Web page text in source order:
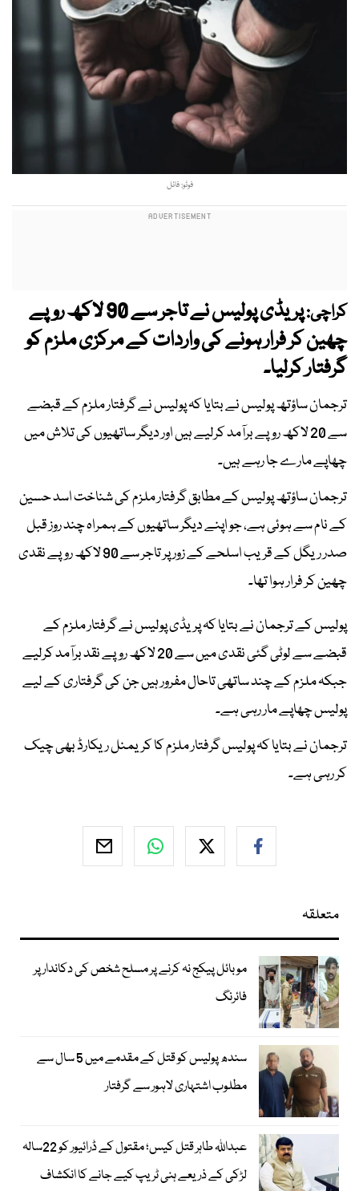
فوٹو: فائل
کراچی:
پریڈی پولیس نے تاجر سے 90 لاکھ روپے
چھین کر فرار ہونے کی واردات کے مرکزی ملزم کو
گرفتار کرلیا۔
ترجمان ساؤتھ پولیس نے بتایا کہ پولیس نے گرفتار ملزم کے قبضے
سے 20 لاکھ روپے برآمد کرلیے ہیں اور دیگر ساتھیوں کی تلاش میں
چھاپے مارے جا رہے ہیں۔
ترجمان ساؤتھ پولیس کے مطابق گرفتار ملزم کی شناخت اسد حسین
کے نام سے ہوئی ہے، جو اپنے دیگر ساتھیوں کے ہمراہ چند روز قبل
صدر ریگل کے قریب اسلحے کے زور پر تاجر سے 90 لاکھ روپے نقدی
چھین کر فرار ہوا تھا۔
پولیس کے ترجمان نے بتایا کہ پریڈی پولیس نے گرفتار ملزم کے
قبضے سے لوٹی گئی نقدی میں سے 20 لاکھ روپے نقد برآمد کرلیے
جبکہ ملزم کے چند ساتھی تاحال مفرور ہیں جن کی گرفتاری کے لیے
پولیس چھاپے مار رہی ہے۔
ترجمان نے بتایا کہ پولیس گرفتار ملزم کا کریمنل ریکارڈ بھی چیک
کر رہی ہے۔
متعلقہ
موبائل پیکج نہ کرنے پر مسلح شخص کی دکاندار پر
فائرنگ
سندھ پولیس کو قتل کے مقدمے میں 5 سال سے
مطلوب اشتہاری لاہور سے گرفتار
عبداللہ طاہر قتل کیس؛ مقتول کے ڈرائیور کو 22سالہ
لڑکی کے ذریعے ہنی ٹریپ کیے جانے کا انکشاف